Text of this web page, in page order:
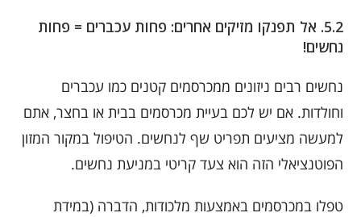
5.2. אל תפנקו מזיקים אחרים: פחות עכברים = פחות
נחשים!
נחשים רבים ניזונים ממכרסמים קטנים כמו עכברים
וחולדות. אם יש לכם בעיית מכרסמים בבית או בחצר, אתם
למעשה מציעים תפריט שף לנחשים. הטיפול במקור המזון
הפוטנציאלי הזה הוא צעד קריטי במניעת נחשים.
טפלו במכרסמים באמצעות מלכודות, הדברה (במידת